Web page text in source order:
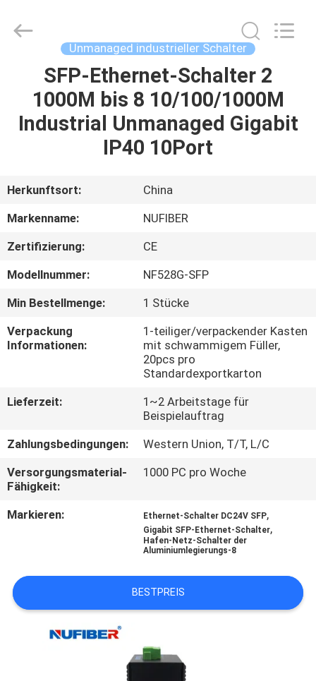
HAUS
PRODUKTE
UNS
AUSFLUG
QUALITÄTSKONTROLLE
TRETEN
MIT
IN
VERBINDUNG
NACHRICHTEN
SIE
EIN
ZITAT
Co.,Ltd.
Unmanaged industrieller Schalter
SFP-Ethernet-Schalter 2
1000M bis 8 10/100/1000M
Industrial Unmanaged Gigabit
IP40 10Port
Herkunftsort:
China
Markenname:
NUFIBER
Zertifizierung:
CE
Modellnummer:
NF528G-SFP
Min Bestellmenge:
1 Stücke
Verpackung
Informationen:
1-teiliger/verpackender Kasten
mit schwammigem Füller,
20pcs pro
Standardexportkarton
Lieferzeit:
1~2 Arbeitstage für
Beispielauftrag
Zahlungsbedingungen:
Western Union, T/T, L/C
Versorgungsmaterial-
Fähigkeit:
1000 PC pro Woche
Markieren: Ethernet-Schalter DC24V SFP,
Gigabit SFP-Ethernet-Schalter,
Hafen-Netz-Schalter der
Aluminiumlegierungs-8
BESTPREIS